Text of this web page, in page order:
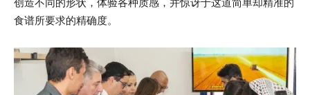
食谱所要求的精确度。